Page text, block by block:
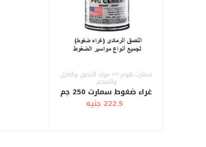
سمارت هوم => مواد اللصق والعزل
والشحم
غراء ضغوط سمارت 250 جم
222.5 جنيه